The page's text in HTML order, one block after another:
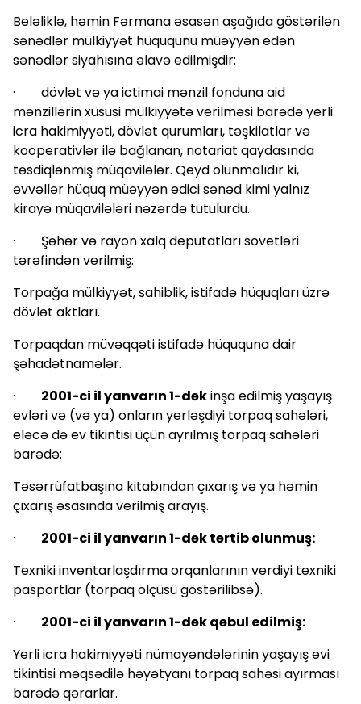
Beləliklə, həmin Fərmana əsasən aşağıda göstərilən
sənədlər mülkiyyət hüququnu müəyyən edən
sənədlər siyahısına əlavə edilmişdir:
· dövlət və ya ictimai mənzil fonduna aid
mənzillərin xüsusi mülkiyyətə verilməsi barədə yerli
icra hakimiyyəti, dövlət qurumları, təşkilatlar və
kooperativlər ilə bağlanan, notariat qaydasında
təsdiqlənmiş müqavilələr. Qeyd olunmalıdır ki,
əvvəllər hüquq müəyyən edici sənəd kimi yalnız
kirayə müqavilələri nəzərdə tutulurdu.
· Şəhər və rayon xalq deputatları sovetləri
tərəfindən verilmiş:
Torpağa mülkiyyət, sahiblik, istifadə hüquqları üzrə
dövlət aktları.
Torpaqdan müvəqqəti istifadə hüququna dair
şəhadətnamələr.
· 2001-ci il yanvarın 1-dəkinşa edilmiş yaşayış
evləri və (və ya) onların yerləşdiyi torpaq sahələri,
eləcə də ev tikintisi üçün ayrılmış torpaq sahələri
barədə:
Təsərrüfatbaşına kitabından çıxarış və ya həmin
çıxarış əsasında verilmiş arayış.
· 2001-ci il yanvarın 1-dək tərtib olunmuş:
Texniki inventarlaşdırma orqanlarının verdiyi texniki
pasportlar (torpaq ölçüsü göstərilibsə).
· 2001-ci il yanvarın 1-dək qəbul edilmiş:
Yerli icra hakimiyyəti nümayəndələrinin yaşayış evi
tikintisi məqsədilə həyətyanı torpaq sahəsi ayırması
barədə qərarlar.